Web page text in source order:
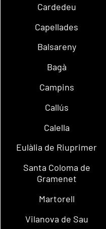
Cardedeu
Capellades
Balsareny
Bagà
Campins
Callús
Calella
Eulàlia de Riuprimer
Santa Coloma de
Gramenet
Martorell
Vilanova de Sau